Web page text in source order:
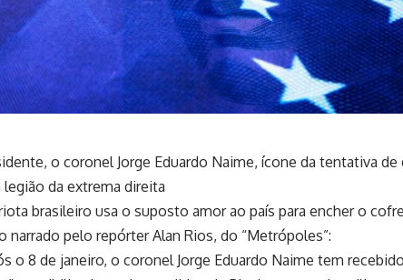
o coronel Jorge Eduardo Naime, ícone da tentativa
da extrema direita
brasileiro usa o suposto amor ao país para encher o
narrado pelo repórter Alan Rios, do “Metrópoles”:
o 8 de janeiro, o coronel Jorge Eduardo Naime tem